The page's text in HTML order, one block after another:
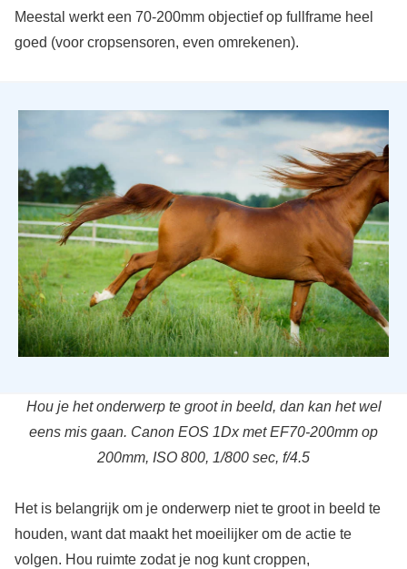
Meestal werkt een 70-200mm objectief op fullframe heel
goed (voor cropsensoren, even omrekenen).
Hou je het onderwerp te groot in beeld, dan kan het wel
eens mis gaan. Canon EOS 1Dx met EF70-200mm op
200mm, ISO 800, 1/800 sec, f/4.5
Het is belangrijk om je onderwerp niet te groot in beeld te
houden, want dat maakt het moeilijker om de actie te
volgen. Hou ruimte zodat je nog kunt croppen,